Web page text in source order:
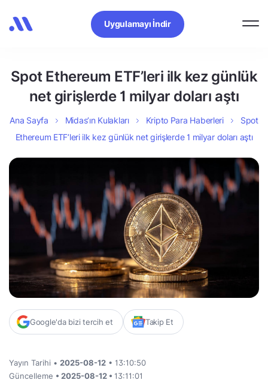
Uygulamayı İndir
Spot Ethereum ETF’leri ilk kez günlük
net girişlerde 1 milyar doları aştı
Ana Sayfa Midas’ın Kulakları Kripto Para Haberleri
Spot
Ethereum ETF’leri ilk kez günlük net girişlerde 1 milyar doları aştı
Google'da bizi tercih et Takip Et
Yayın Tarihi • 2025-08-12 • 13:10:50
Güncelleme • 2025-08-12 • 13:11:01